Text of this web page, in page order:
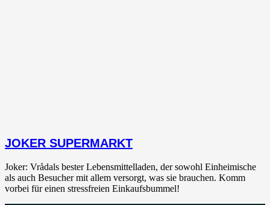
JOKER SUPERMARKT
Joker: Vrådals bester Lebensmittelladen, der sowohl Einheimische
als auch Besucher mit allem versorgt, was sie brauchen. Komm
vorbei für einen stressfreien Einkaufsbummel!